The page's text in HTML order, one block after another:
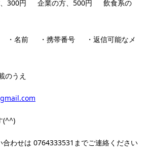
300円 企業の方、500円 飲食系の
・名前 ・携帯番号 ・返信可能なメ
のうえ
(^^)
合わせは 0764333531までご連絡ください